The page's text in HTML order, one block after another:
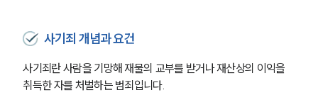
사기죄 개념과 요건
사기죄란 사람을 기망해 재물의 교부를 받거나 재산상의 이익을
취득한 자를 처벌하는 범죄입니다.